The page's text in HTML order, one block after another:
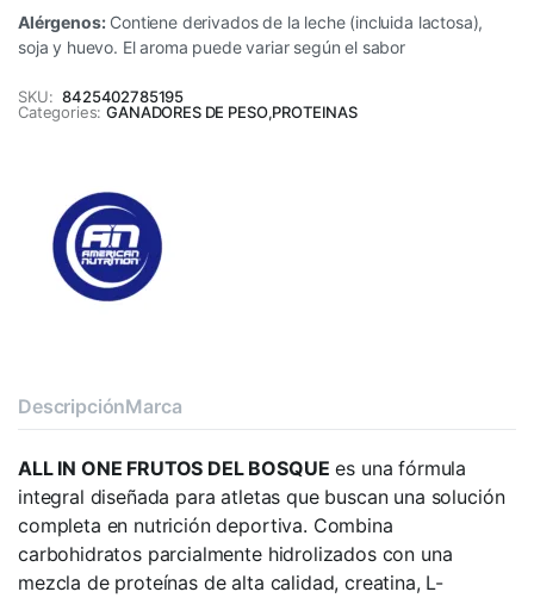
Alérgenos:Contiene derivados de la leche (incluida lactosa),
soja y huevo. El aroma puede variar según el sabor
SKU: 8425402785195
Categories: GANADORES DE PESO,PROTEINAS
DescripciónMarca
ALL IN ONE FRUTOS DEL BOSQUE es una fórmula
integral diseñada para atletas que buscan una solución
completa en nutrición deportiva. Combina
carbohidratos parcialmente hidrolizados con una
mezcla de proteínas de alta calidad, creatina, L-